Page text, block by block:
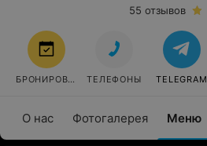
О нас Фотогалерея Меню
55 отзывов
БРОНИРОВАТЬ ТЕЛЕФОНЫ TELEGRAM